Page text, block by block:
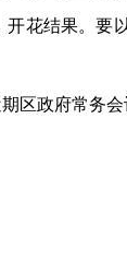
花结果。
区政府常务